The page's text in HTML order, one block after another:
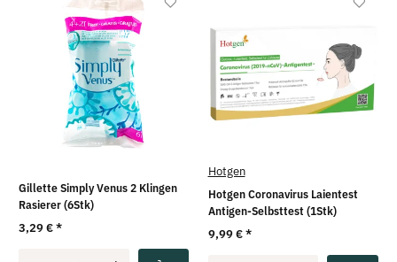
Gillette Simply Venus 2 Klingen
Rasierer (6Stk)
3,29 €*
Hotgen
Hotgen Coronavirus Laientest
Antigen-Selbsttest (1Stk)
9,99 €*